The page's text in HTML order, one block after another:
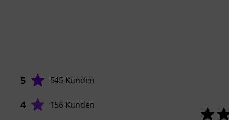
5 545 Kunden
4 156 Kunden